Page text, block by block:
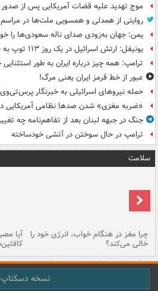
موج تهدید علیه قضات آمریکایی پس از
روایتی از همدلی و همسویی ملت‌ها در مراسم
یمن: جهان به‌زودی صدای ناله سعودی‌ها را
یونیفل: ارتش اسرائیل در یک روز ۱۱۳ توپ به جنوب لبنان شلیک کرده است
ترامپ: همه چیز درباره ایران به طور
عبور از خط قرمز ایران یعنی مرگ!
حمله نیروهای اسرائیلی به خبرنگار پرس‌تی‌وی
«ضربه مغزی» شدن صدها نظامی آمریکایی
جنگ در جبهه لبنان بعد از تفاهم‌نامه چه
ترامپ در حال سوختن در آتشی خودساخته
سلامت
چرا مغز در هنگام خواب، انرژی خود را
خالی می‌کند؟
آیا
نسخه دسکتاپ